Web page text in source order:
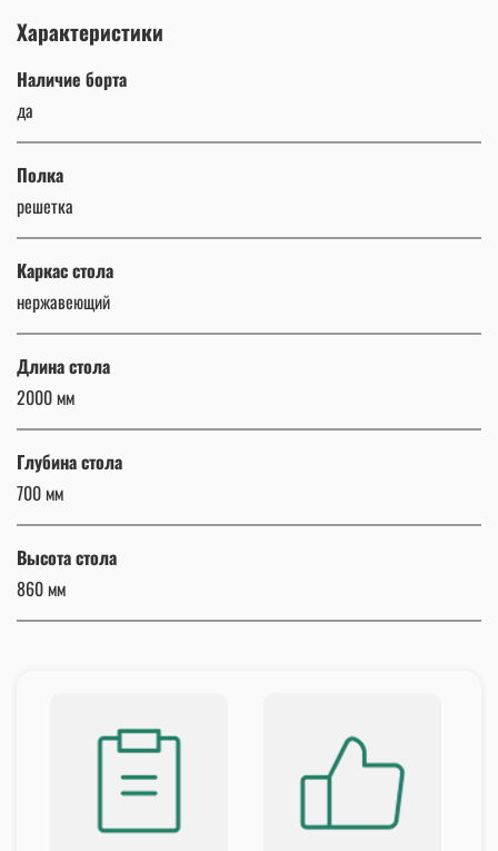
Характеристики
Наличие борта
да
Полка
решетка
Каркас стола
нержавеющий
Длина стола
2000 мм
Глубина стола
700 мм
Высота стола
860 мм